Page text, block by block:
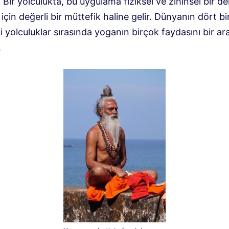
değerli bir müttefik haline gelir. Dünyanın dört
yolculuklar sırasında yoganın birçok faydasını bir